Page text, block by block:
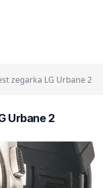
zegarka LG Urbane 2
Urbane 2